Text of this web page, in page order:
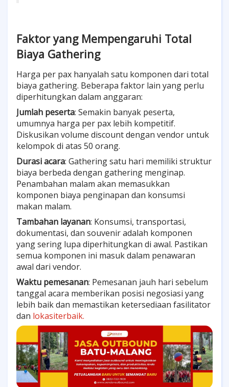
Faktor yang Mempengaruhi Total
Biaya Gathering
Harga per pax hanyalah satu komponen dari total
biaya gathering. Beberapa faktor lain yang perlu
diperhitungkan dalam anggaran:
Jumlah peserta: Semakin banyak peserta,
umumnya harga per pax lebih kompetitif.
Diskusikan volume discount dengan vendor untuk
kelompok di atas 50 orang.
Durasi acara: Gathering satu hari memiliki struktur
biaya berbeda dengan gathering menginap.
Penambahan malam akan memasukkan
komponen biaya penginapan dan konsumsi
makan malam.
Tambahan layanan: Konsumsi, transportasi,
dokumentasi, dan souvenir adalah komponen
yang sering lupa diperhitungkan di awal. Pastikan
semua komponen ini masuk dalam penawaran
awal dari vendor.
Waktu pemesanan: Pemesanan jauh hari sebelum
tanggal acara memberikan posisi negosiasi yang
lebih baik dan memastikan ketersediaan fasilitator
dan lokasiterbaik.